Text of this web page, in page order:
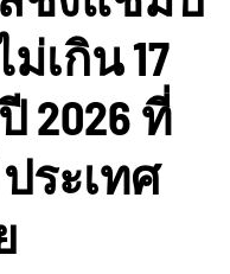
เกิน 17
2026 ที่
ระเทศ